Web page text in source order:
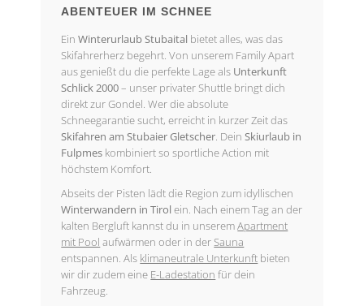
ABENTEUER IM SCHNEE
EinWinterurlaub Stubaital bietet alles, was das
Skifahrerherz begehrt. Von unserem Family Apart
aus genießt du die perfekte Lage als Unterkunft
Schlick 2000– unser privater Shuttle bringt dich
direkt zur Gondel. Wer die absolute
Schneegarantie sucht, erreicht in kurzer Zeit das
Skifahren am Stubaier Gletscher . Dein Skiurlaub in
Fulpmes kombiniert so sportliche Action mit
höchstem Komfort.
Abseits der Pisten lädt die Region zum idyllischen
Winterwandern in Tirol ein. Nach einem Tag an der
kalten Bergluft kannst du in unseremApartment
mit Pool aufwärmen oder in der Sauna
entspannen. Als klimaneutrale Unterkunft bieten
wir dir zudem eine E-Ladestation für dein
Fahrzeug.